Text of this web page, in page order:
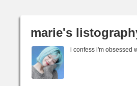
marie's
i confess i'm obsessed